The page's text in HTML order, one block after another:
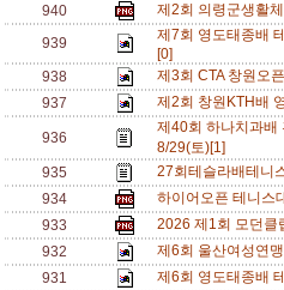
940
제2회 의령군생활
939
제7회 영도태종배
[0]
938
제3회 CTA 창원오
937
제2회 창원KTH배
936
제40회 하나치과배
8/29(토)[1]
935
27회테슬라배테니
934
하이어오픈 테니스
933
2026 제1회 모던
932
제6회 울산여성연
931
제6회 영도태종배